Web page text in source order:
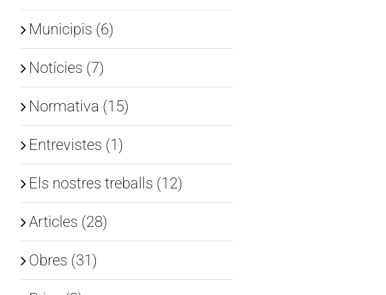
Municipis (6)
Notícies (7)
Normativa (15)
Entrevistes (1)
Els nostres treballs (12)
Articles (28)
Obres (31)